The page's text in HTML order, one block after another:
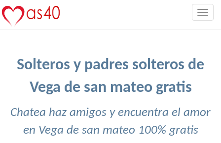
Solteros y padres solteros de
Vega de san mateo gratis
Chatea haz amigos y encuentra el amor
en Vega de san mateo 100% gratis